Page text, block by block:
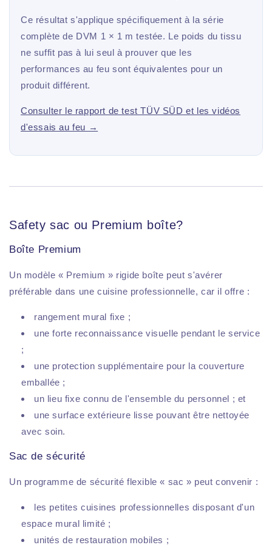
Ce résultat s'applique spécifiquement à la série
complète de DVM 1 × 1 m testée. Le poids du tissu
ne suffit pas à lui seul à prouver que les
performances au feu sont équivalentes pour un
produit différent.
Consulter le rapport de test TÜV SÜD et les vidéos
d'essais au feu →
Safety sac ou Premium boîte?
Boîte Premium
Un modèle « Premium » rigide boîte peut s'avérer
préférable dans une cuisine professionnelle, car il offre :
rangement mural fixe ;
une forte reconnaissance visuelle pendant le service
;
une protection supplémentaire pour la couverture
emballée ;
un lieu fixe connu de l'ensemble du personnel ; et
une surface extérieure lisse pouvant être nettoyée
avec soin.
Sac de sécurité
Un programme de sécurité flexible « sac » peut convenir :
les petites cuisines professionnelles disposant d'un
espace mural limité ;
unités de restauration mobiles ;